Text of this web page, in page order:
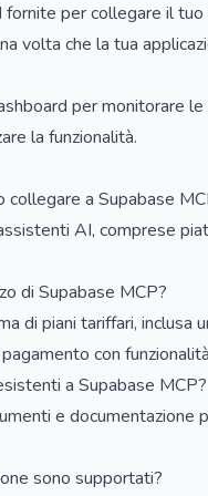
per collegare il
volta che la tua
per monitorare
la funzionalità.
a Supabase
AI, comprese
di Supabase MCP?
di piani tariffari,
con
a Supabase MCP?
e
sono supportati?